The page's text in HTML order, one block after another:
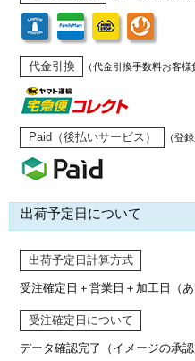
代金引換 （代金引換手数料お客様
Paid（後払いサービス） （登
出荷予定日について
出荷予定日計算方式
受注確定日＋営業日＋加工日（あ
受注確定日について
データ確認完了（イメージの承認